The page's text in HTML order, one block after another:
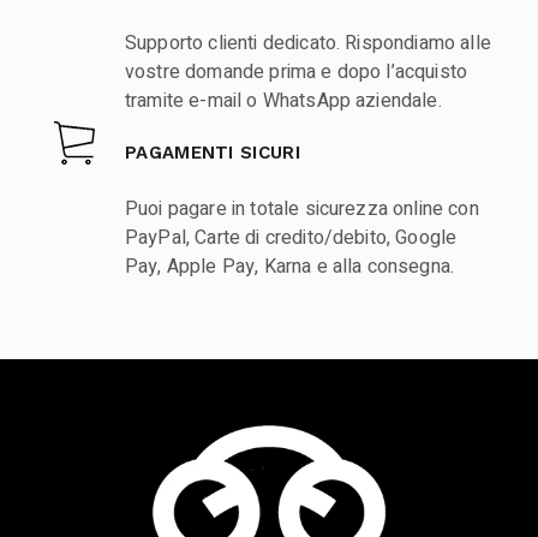
Supporto clienti dedicato. Rispondiamo alle
vostre domande prima e dopo l’acquisto
tramite e-mail o WhatsApp aziendale.
PAGAMENTI SICURI
Puoi pagare in totale sicurezza online con
PayPal, Carte di credito/debito, Google
Pay, Apple Pay, Karna e alla consegna.